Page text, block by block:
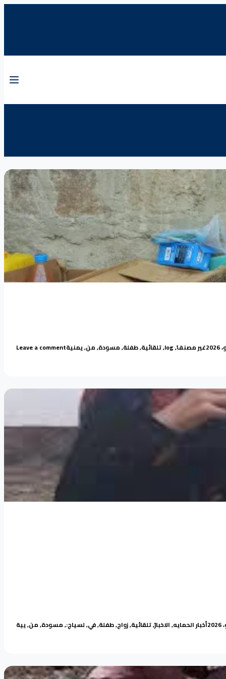
Posted in
غير مصنفTags:
,
log
,تلقائية,طفلة,مسودة,من,يمنيةLeave a comment
Posted in
أخبار الحمايه,الاخبارTags:
,تلقائية,زواج,طفلة,في,لسياج:,مسودة,من,يية